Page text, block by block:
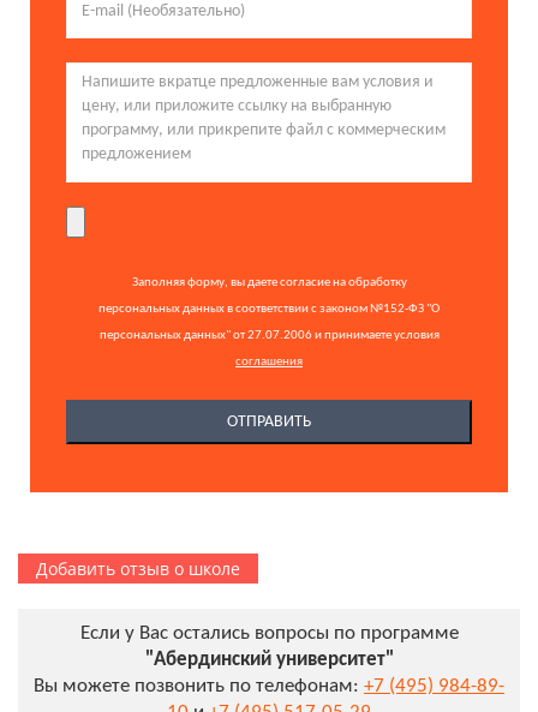
Заполняя форму, вы даете согласие на обработку
персональных данных в соответствии с законом №152-ФЗ "О
персональных данных" от 27.07.2006 и принимаете условия
соглашения
Добавить отзыв о школе
Если у Вас остались вопросы по программе
"Абердинский университет"
Вы можете позвонить по телефонам: +7 (495) 984-89-